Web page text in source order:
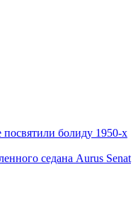
болиду 1950-х
седана Aurus Senat